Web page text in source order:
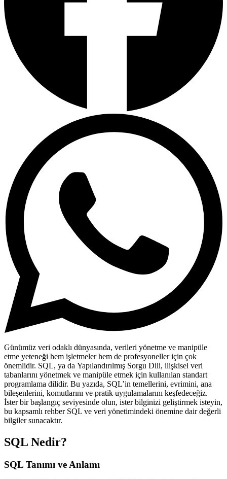
Günümüz veri odaklı dünyasında, verileri yönetme ve manipüle
etme yeteneği hem işletmeler hem de profesyoneller için çok
önemlidir. SQL, ya da Yapılandırılmış Sorgu Dili, ilişkisel veri
tabanlarını yönetmek ve manipüle etmek için kullanılan standart
programlama dilidir. Bu yazıda, SQL’in temellerini, evrimini, ana
bileşenlerini, komutlarını ve pratik uygulamalarını keşfedeceğiz.
İster bir başlangıç seviyesinde olun, ister bilginizi geliştirmek isteyin,
bu kapsamlı rehber SQL ve veri yönetimindeki önemine dair değerli
bilgiler sunacaktır.
SQL Nedir?
SQL Tanımı ve Anlamı